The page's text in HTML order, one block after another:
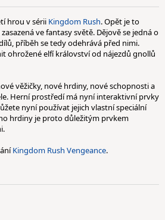
hrou v sérii Kingdom Rush. Opět je to
ve fantasy světě. Dějově se jedná o
příběh se tedy odehrává před nimi.
ohrožené elfí království od nájezdů gnollů
věžičky, nové hrdiny, nové schopnosti a
Herní prostředí má nyní interaktivní prvky
nyní používat jejich vlastní speciální
hrdiny je proto důležitým prvkem
Kingdom Rush Vengeance.